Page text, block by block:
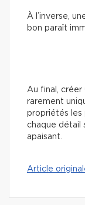
À l’inverse,
bon paraît
Au final, créer
rarement
propriétés les
chaque détail
apaisant.
Article